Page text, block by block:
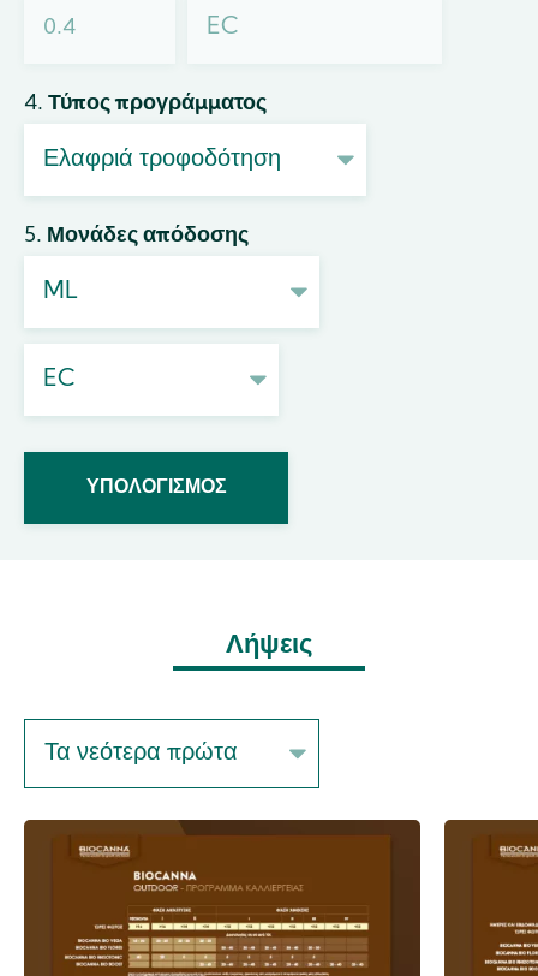
4. Τύπος προγράμματος
5. Μονάδες απόδοσης
Λήψεις